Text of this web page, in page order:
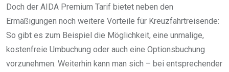
Doch der AIDA Premium Tarif bietet neben den
Ermäßigungen noch weitere Vorteile für Kreuzfahrtreisende:
So gibt es zum Beispiel die Möglichkeit, eine unmalige,
kostenfreie Umbuchung oder auch eine Optionsbuchung
vorzunehmen. Weiterhin kann man sich – bei entsprechender